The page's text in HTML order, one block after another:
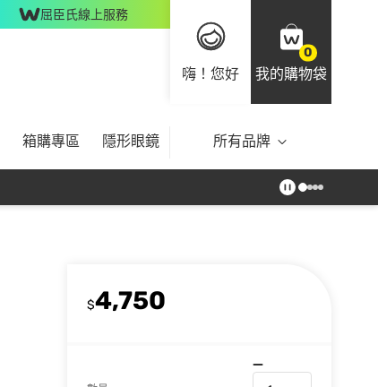
屈臣氏線上服務
嗨！您好
0
我的購物袋
箱購專區 隱形眼鏡 所有品牌
$4,750